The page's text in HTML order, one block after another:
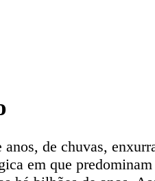
de chuvas,
em que